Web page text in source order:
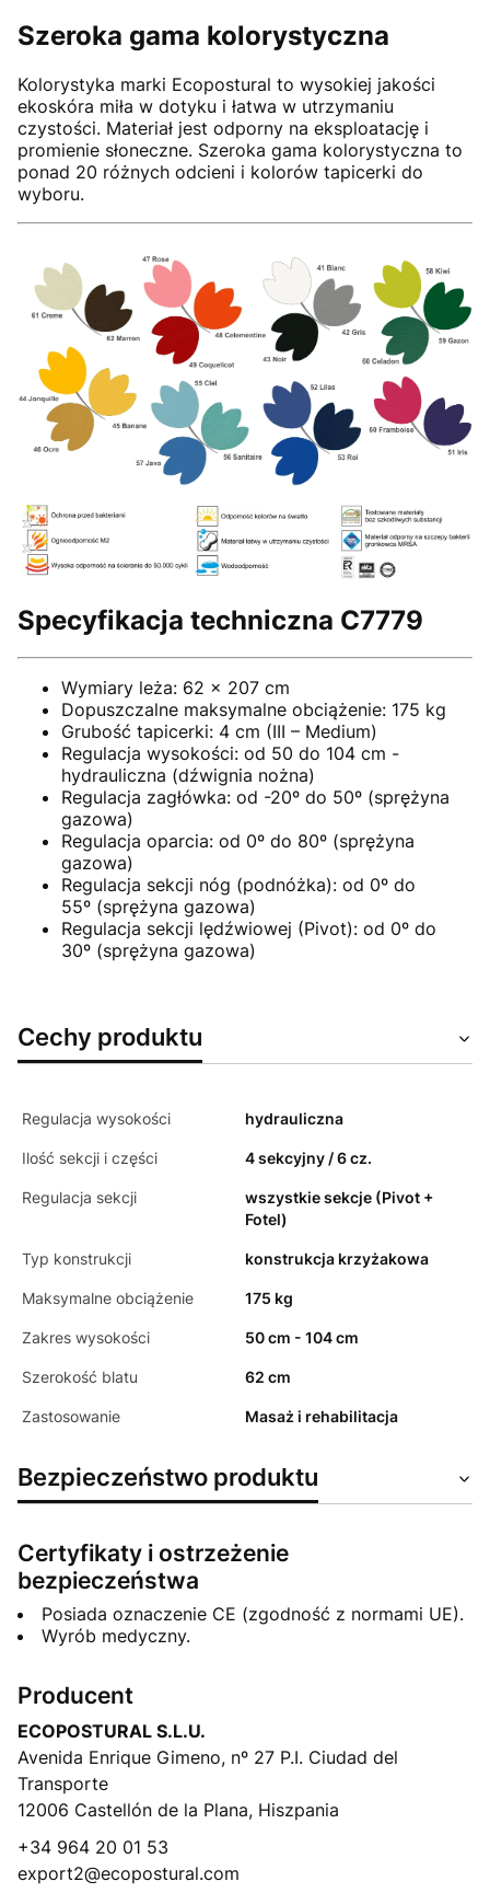
Szeroka gama kolorystyczna
Kolorystyka marki Ecopostural to wysokiej jakości
ekoskóra miła w dotyku i łatwa w utrzymaniu
czystości. Materiał jest odporny na eksploatację i
promienie słoneczne. Szeroka gama kolorystyczna to
ponad 20 różnych odcieni i kolorów tapicerki do
wyboru.
Specyfikacja techniczna C7779
Wymiary leża: 62 x 207 cm
Dopuszczalne maksymalne obciążenie: 175 kg
Grubość tapicerki: 4 cm (III – Medium)
Regulacja wysokości: od 50 do 104 cm -
hydrauliczna (dźwignia nożna)
Regulacja zagłówka: od -20º do 50º (sprężyna
gazowa)
Regulacja oparcia: od 0º do 80º (sprężyna
gazowa)
Regulacja sekcji nóg (podnóżka): od 0º do
55º (sprężyna gazowa)
Regulacja sekcji lędźwiowej (Pivot): od 0º do
30º (sprężyna gazowa)
Cechy produktu
Regulacja wysokości hydrauliczna
Ilość sekcji i części 4 sekcyjny / 6 cz.
Regulacja sekcji
wszystkie sekcje (Pivot +
Fotel)
Typ konstrukcji konstrukcja krzyżakowa
Maksymalne obciążenie 175 kg
Zakres wysokości 50 cm - 104 cm
Szerokość blatu 62 cm
Zastosowanie Masaż i rehabilitacja
Bezpieczeństwo produktu
Certyfikaty i ostrzeżenie
bezpieczeństwa
Posiada oznaczenie CE (zgodność z normami UE).
Wyrób medyczny.
Producent
ECOPOSTURAL S.L.U.
Avenida Enrique Gimeno, nº 27 P.I. Ciudad del
Transporte
12006 Castellón de la Plana, Hiszpania
+34 964 20 01 53
export2@ecopostural.com